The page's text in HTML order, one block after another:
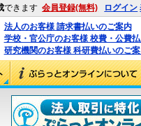
できます 会員登録(無料) ログイン
法人のお客様 請求書払いのご案内
学校・官公庁のお客様 校費・公費
研究機関のお客様 科研費払いのご